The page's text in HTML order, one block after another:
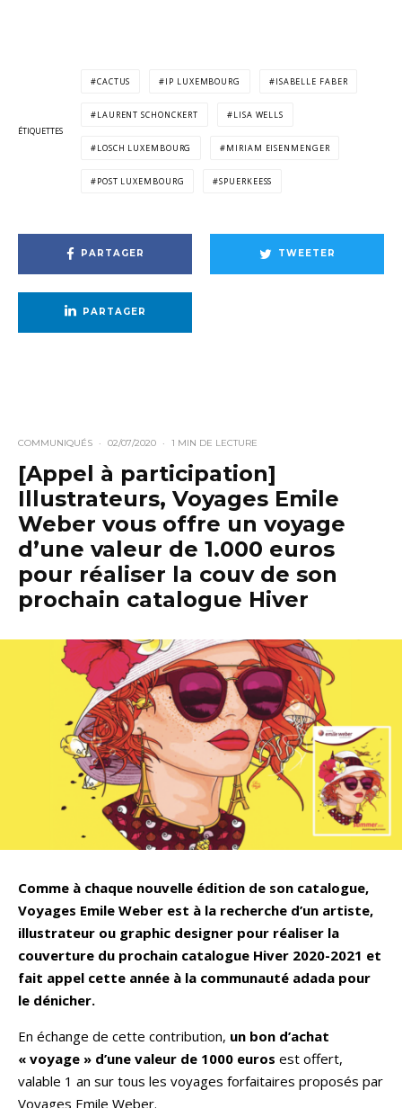
ÉTIQUETTES
CACTUS IP LUXEMBOURG ISABELLE FABER
LAURENT SCHONCKERT LISA WELLS
LOSCH LUXEMBOURG MIRIAM EISENMENGER
POST LUXEMBOURG SPUERKEESS
PARTAGER TWEETER
PARTAGER
COMMUNIQUÉS · 02/07/2020 · 1 MIN DE LECTURE
[Appel à participation]
Illustrateurs, Voyages Emile
Weber vous offre un voyage
d’une valeur de 1.000 euros
pour réaliser la couv de son
prochain catalogue Hiver
Comme à chaque nouvelle édition de son catalogue,
Voyages Emile Weber est à la recherche d’un artiste,
illustrateur ou graphic designer pour réaliser la
couverture du prochain catalogue Hiver 2020-2021 et
fait appel cette année à la communauté adada pour
le dénicher.
En échange de cette contribution, un bon d’achat
« voyage » d’une valeur de 1000 euros est offert,
valable 1 an sur tous les voyages forfaitaires proposés par
Voyages Emile Weber.